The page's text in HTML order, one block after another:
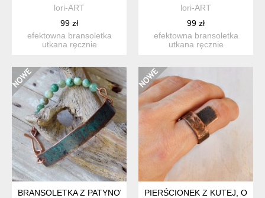
lori-ART
99 zł
efektowna bransoletka
utkana ręcznie
lori-ART
99 zł
efektowna bransoletka
utkana ręcznie
BRANSOLETKA Z PATYNOWANEJ MIEDZI I KAMIENIA FENIKSA
PIERŚCIONEK Z KUTEJ,